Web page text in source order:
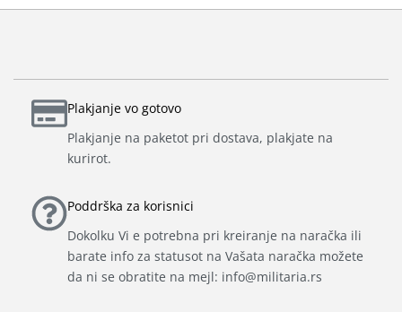
Plakjanje vo gotovo
Plakjanje na paketot pri dostava, plakjate na
kurirot.
Poddrška za korisnici
Dokolku Vi e potrebna pri kreiranje na naračka ili
barate info za statusot na Vašata naračka možete
da ni se obratite na mejl: info@militaria.rs